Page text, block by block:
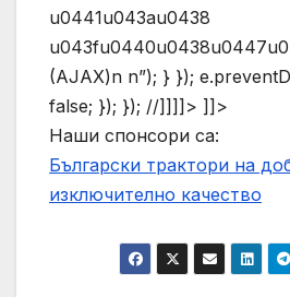
u0441u043au0438
(AJAX)n n”); } });
false; }); }); //]]]]> ]]>
Наши спонсори са:
Български трактори на
изключително качество